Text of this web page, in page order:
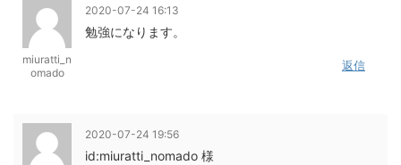
miuratti_n
omado
2020-07-24 16:13
勉強になります。
返信
2020-07-24 19:56
id:miuratti_nomado 様